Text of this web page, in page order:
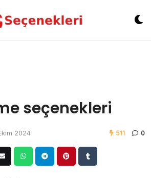
seçenekleri
2024 511 0